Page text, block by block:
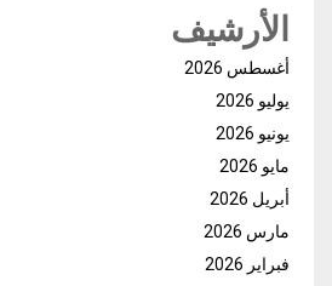
الأرشيف
أغسطس 2026
يوليو 2026
يونيو 2026
مايو 2026
أبريل 2026
مارس 2026
فبراير 2026